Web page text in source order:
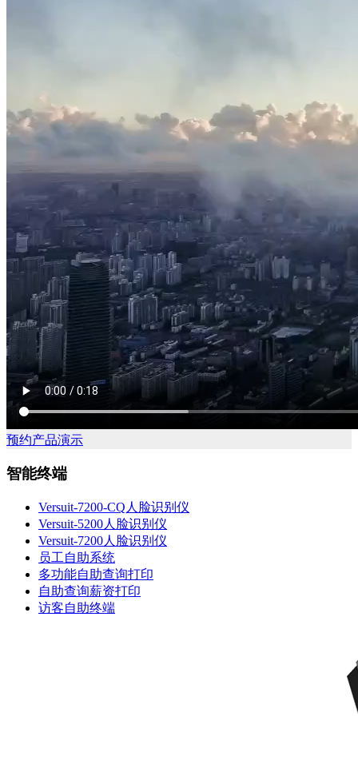
预约产品演示
智能终端
Versuit-7200-CQ人脸识别仪
Versuit-5200人脸识别仪
Versuit-7200人脸识别仪
员工自助系统
多功能自助查询打印
自助查询薪资打印
访客自助终端